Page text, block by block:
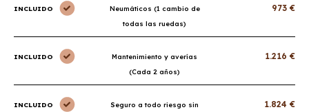
INCLUIDO
Neumáticos (1 cambio de
todas las ruedas)
973 €
INCLUIDO
Mantenimiento y averías
(Cada 2 años)
1.216 €
INCLUIDO
Seguro a todo riesgo sin
1.824 €